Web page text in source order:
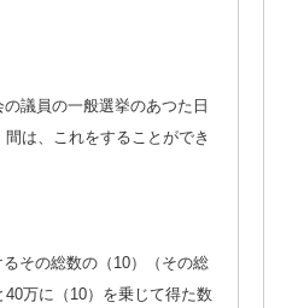
議員の一般選挙のあつた日
は、これをすることができ
その総数の（10）（その総
万に（10）を乗じて得た数